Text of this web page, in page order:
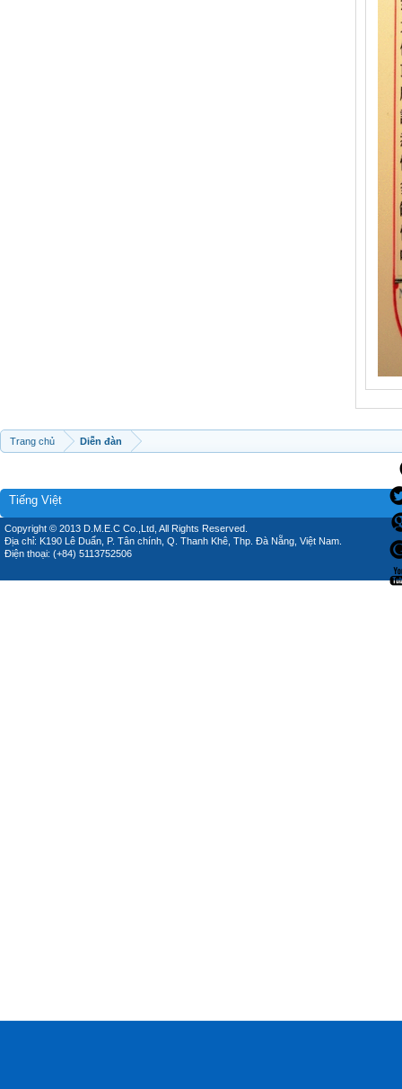
Trang chủ Diễn đàn
Tiếng Việt
Copyright © 2013 D.M.E.C Co.,Ltd, All Rights Reserved.
Địa chỉ: K190 Lê Duẩn, P. Tân chính, Q. Thanh Khê, Thp. Đà Nẵng, Việt Nam.
Điện thoại: (+84) 5113752506